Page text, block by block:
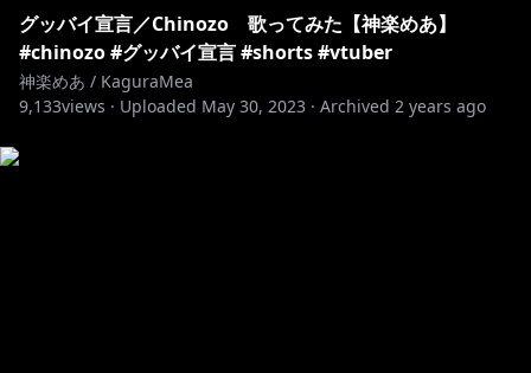
グッバイ宣言／Chinozo 歌ってみた【神楽めあ】
#chinozo #グッバイ宣言 #shorts #vtuber
神楽めあ / KaguraMea
9,133views · Uploaded May 30, 2023 · Archived 2 years ago